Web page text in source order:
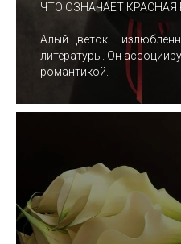
ЧТО ОЗНАЧАЕТ КРАСНАЯ
Алый цветок —
литературы. Он
романтикой.